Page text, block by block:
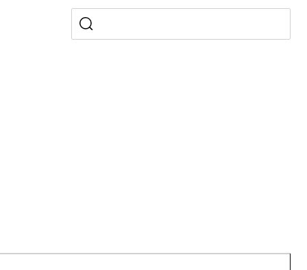
Zivilstandsamt, Erben, Erbenliste
Betriebe, Alarmierung, Sirenentest